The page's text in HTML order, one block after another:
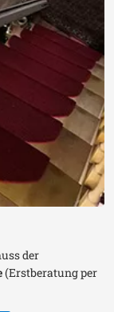
der
(Erstberatung per